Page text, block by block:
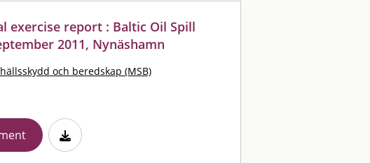
exercise report : Baltic Oil Spill
2011, Nynäshamn
och beredskap (MSB)